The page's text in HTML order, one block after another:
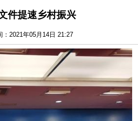
件提速乡村振兴
2021年05月14日 21:27